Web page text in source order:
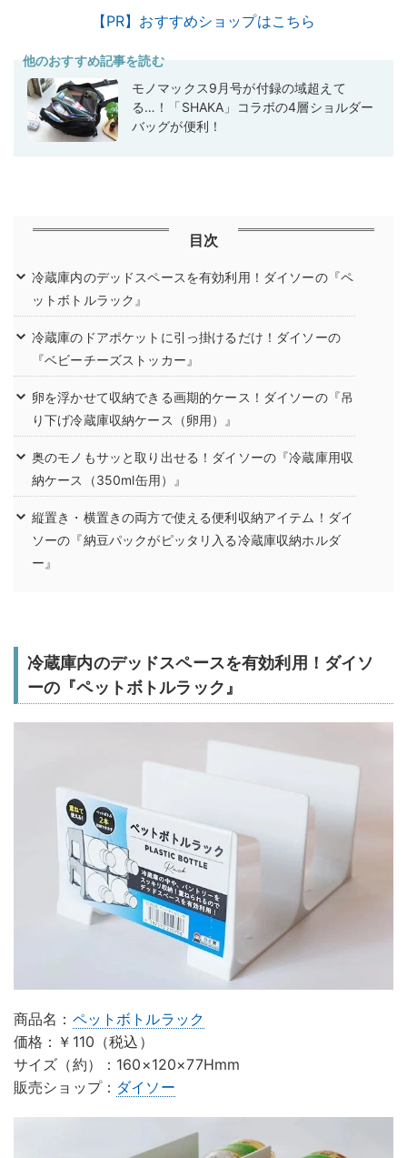
【PR】おすすめショップはこちら
他のおすすめ記事を読む
モノマックス9月号が付録の域超えて
る…！「SHAKA」コラボの4層ショルダー
バッグが便利！
目次
冷蔵庫内のデッドスペースを有効利用！ダイソーの『ペ
ットボトルラック』
冷蔵庫のドアポケットに引っ掛けるだけ！ダイソーの
『ベビーチーズストッカー』
卵を浮かせて収納できる画期的ケース！ダイソーの『吊
り下げ冷蔵庫収納ケース（卵用）』
奥のモノもサッと取り出せる！ダイソーの『冷蔵庫用収
納ケース（350ml缶用）』
縦置き・横置きの両方で使える便利収納アイテム！ダイ
ソーの『納豆パックがピッタリ入る冷蔵庫収納ホルダ
ー』
冷蔵庫内のデッドスペースを有効利用！ダイソ
ーの『ペットボトルラック』
商品名： ペットボトルラック
価格：￥110（税込）
サイズ（約）：160×120×77Hmm
販売ショップ： ダイソー